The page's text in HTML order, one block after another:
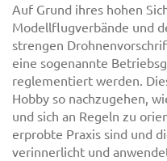
Auf Grund ihres hohen
Modellflugverbände und
strengen
eine sogenannte
reglementiert werden.
Hobby so nachzugehen,
und sich an Regeln zu
erprobte Praxis sind und
verinnerlicht und